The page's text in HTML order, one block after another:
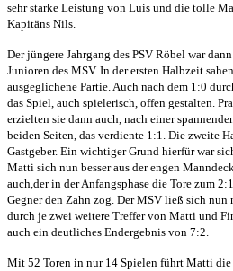
sehr starke Leistung von Luis und die tolle
Kapitäns Nils.
Der jüngere Jahrgang des PSV Röbel war
Junioren des MSV. In der ersten Halbzeit
ausgeglichene Partie. Auch nach dem 1:0
das Spiel, auch spielerisch, offen gestalten.
erzielten sie dann auch, nach einer
beiden Seiten, das verdiente 1:1. Die zweite
Gastgeber. Ein wichtiger Grund hierfür war
Matti sich nun besser aus der engen
auch,der in der Anfangsphase die Tore zum
Gegner den Zahn zog. Der MSV ließ sich
durch je zwei weitere Treffer von Matti und
auch ein deutliches Endergebnis von 7:2.
Mit 52 Toren in nur 14 Spielen führt Matti